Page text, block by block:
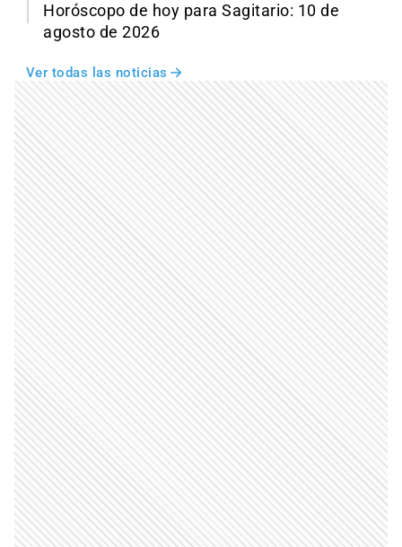
Horóscopo de hoy para Sagitario: 10 de
agosto de 2026
Ver todas las noticias